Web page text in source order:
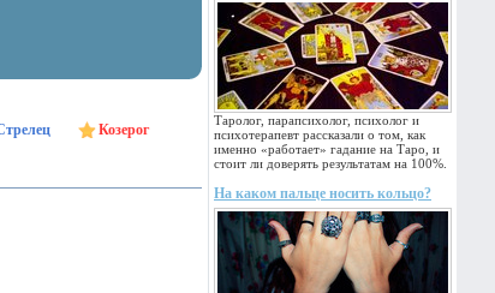
Таролог, парапсихолог, психолог и
психотерапевт рассказали о том, как
именно «работает» гадание на Таро, и
стоит ли доверять результатам на 100%.
На каком пальце носить кольцо?
Козерог